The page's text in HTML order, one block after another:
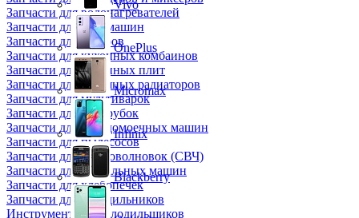
Запчасти для водонагревателей
Запчасти для кофемашин
Запчасти для кулеров
Запчасти для кухонных комбаинов
Запчасти для кухонных плит
Запчасти для масляных радиаторов
Запчасти для мультиварок
Запчасти для мясорубок
Запчасти для посудомоечных машин
Запчасти для пылесосов
Запчасти для микроволновок (СВЧ)
Запчасти для стиральных машин
Запчасти для хлебопечек
Запчасти для холодильников
Инструмент для холодильщиков
Vivo
OnePlus
Micromax
Infinix
Blackberry